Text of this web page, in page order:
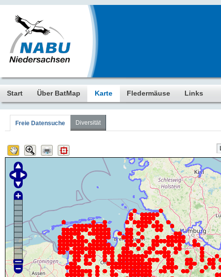
Start Über BatMap Karte Fledermäuse Links
Freie Datensuche Diversität